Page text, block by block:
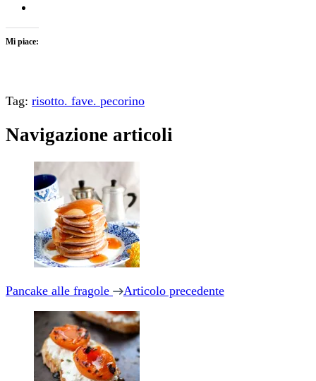
Mi piace:
Tag: risotto. fave. pecorino
Navigazione articoli
Pancake alle fragole Articolo precedente